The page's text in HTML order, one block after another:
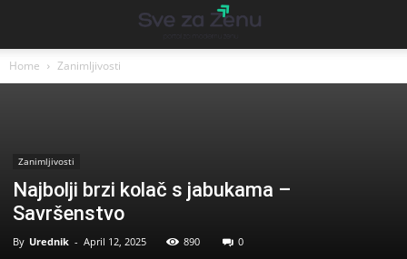
Home Zanimljivosti
Zanimljivosti
Najbolji brzi kolač s jabukama –
Savršenstvo
By Urednik - April 12, 2025 890 0